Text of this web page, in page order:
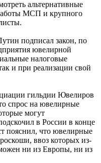
альтернативные
МСП и крупного
подписал закон, по
ювелирной
налоговые
и при реализации свой
гильдии Ювелиров
спрос на ювелирные
могут
в России в конце
пояснил, что ювелирные
ввоз которых из-
ни из Европы, ни из